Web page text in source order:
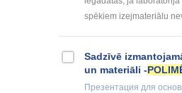
spēkiem izejmateriālu
Sadzīvē
un materiāli -
Презентация для